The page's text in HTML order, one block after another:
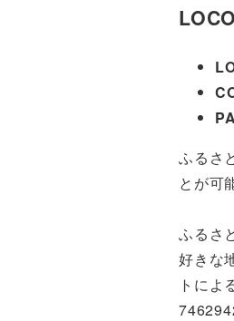
ふるさ
とが可
ふるさ
好きな
トによ